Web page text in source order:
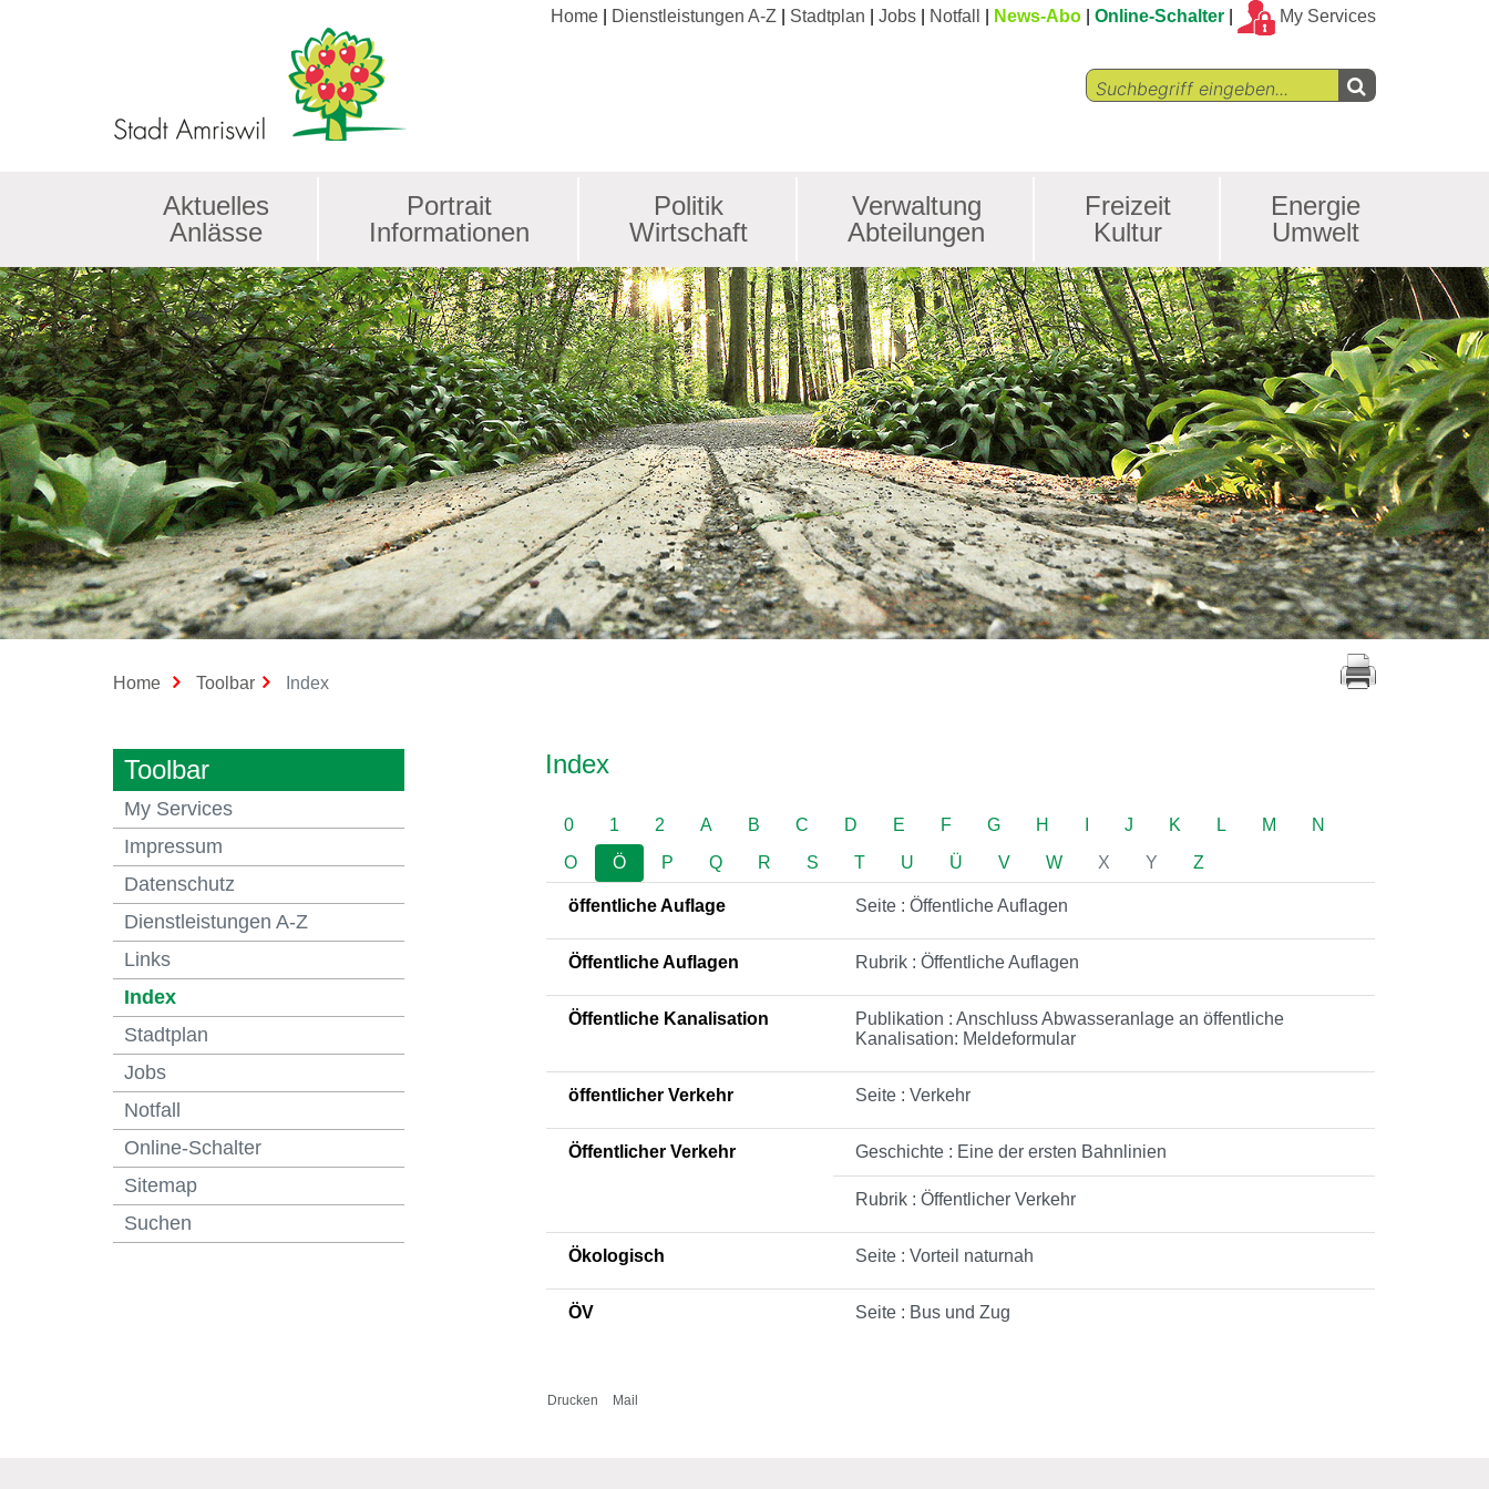
Home Dienstleistungen A-Z Stadtplan Jobs Notfall News-Abo Online-Schalter My Services
Aktuelles
Anlässe
Portrait
Informationen
Politik
Wirtschaft
Verwaltung
Abteilungen
Freizeit
Kultur
Energie
Umwelt
Home Toolbar Index(ausgewählt)
Toolbar
My Services
Impressum
Datenschutz
Dienstleistungen A-Z
Links
Index(ausgewählt)
Stadtplan
Jobs
Notfall
Online-Schalter
Sitemap
Suchen
Inhalt
Index
0 1 2 A B C D E F G H J K L M
N
O
Ö P Q R S T U Ü V W X Y Z
öffentliche Auflage Seite : Öffentliche Auflagen
Öffentliche Auflagen Rubrik : Öffentliche Auflagen
Öffentliche Kanalisation
Publikation : Anschluss Abwasseranlage an öffentliche
Kanalisation: Meldeformular
öffentlicher Verkehr Seite : Verkehr
Öffentlicher Verkehr Geschichte : Eine der ersten Bahnlinien
Rubrik : Öffentlicher Verkehr
Ökologisch Seite : Vorteil naturnah
ÖV Seite : Bus und Zug
Drucken Mail